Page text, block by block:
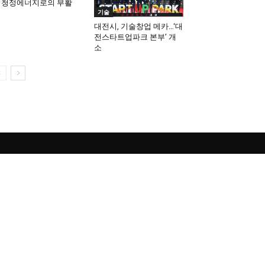
청정에너지로의 부활
기술
대전시, 기술창업 메카…‘대
전스타트업파크 본부’ 개
소